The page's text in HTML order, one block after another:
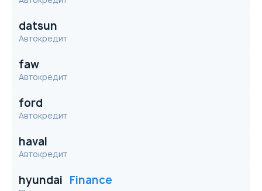
datsun
Автокредит
faw
Автокредит
ford
Автокредит
haval
Автокредит
hyundai Finance